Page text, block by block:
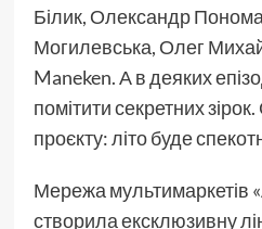
Білик, Олександр
Могилевська, Олег
Maneken. А в деяких
помітити секретних
проєкту: літо буде
Мережа мультимаркетів
створила ексклюзивну